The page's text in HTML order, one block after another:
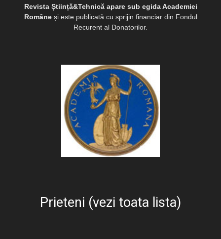
Revista Știință&Tehnică apare sub egida Academiei
Româneși este publicată cu sprijin financiar din Fondul
Recurent al Donatorilor.
Prieteni (vezi toata lista)